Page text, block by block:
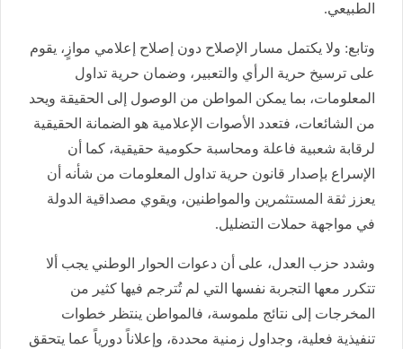
الطبيعي.
وتابع: ولا يكتمل مسار الإصلاح دون إصلاح إعلامي موازٍ، يقوم
على ترسيخ حرية الرأي والتعبير، وضمان حرية تداول
المعلومات، بما يمكن المواطن من الوصول إلى الحقيقة ويحد
من الشائعات، فتعدد الأصوات الإعلامية هو الضمانة الحقيقية
لرقابة شعبية فاعلة ومحاسبة حكومية حقيقية، كما أن
الإسراع بإصدار قانون حرية تداول المعلومات من شأنه أن
يعزز ثقة المستثمرين والمواطنين، ويقوي مصداقية الدولة
في مواجهة حملات التضليل.
وشدد حزب العدل، على أن دعوات الحوار الوطني يجب ألا
تتكرر معها التجربة نفسها التي لم تُترجم فيها كثير من
المخرجات إلى نتائج ملموسة، فالمواطن ينتظر خطوات
تنفيذية فعلية، وجداول زمنية محددة، وإعلاناً دورياً عما يتحقق